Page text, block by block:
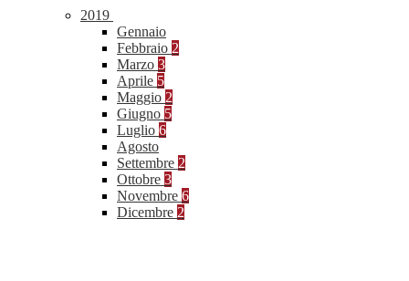
2019
Gennaio
Febbraio 2
Marzo 3
Aprile 5
Maggio 2
Giugno 5
Luglio 6
Agosto
Settembre 2
Ottobre 3
Novembre 6
Dicembre 2